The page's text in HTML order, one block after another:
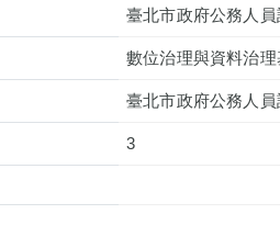
臺北市政府公務人
數位治理與資料治理
臺北市政府公務人
3